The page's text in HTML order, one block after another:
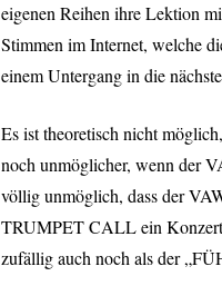
eigenen Reihen ihre Lektion
Stimmen im Internet, welche
einem Untergang in die
Es ist theoretisch nicht
noch unmöglicher, wenn der
völlig unmöglich, dass der
TRUMPETCALLein
zufällig auch noch als der